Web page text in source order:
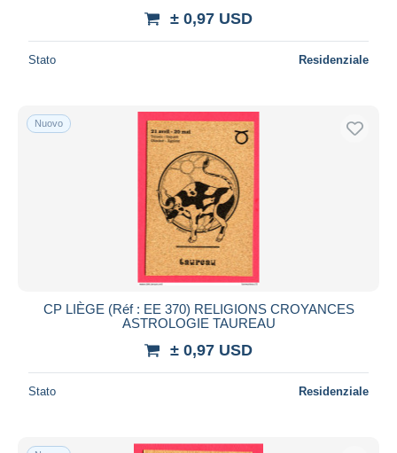
± 0,97 USD
Stato Residenziale
Nuovo
CP LIÈGE (Réf : EE 370) RELIGIONS CROYANCES
ASTROLOGIE TAUREAU
± 0,97 USD
Stato Residenziale